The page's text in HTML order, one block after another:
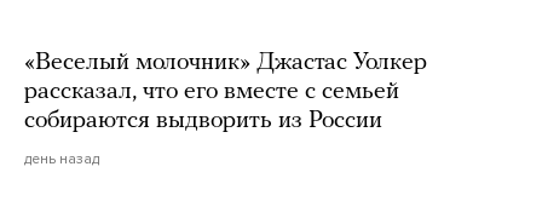
«Веселый молочник» Джастас Уолкер
рассказал, что его вместе с семьей
собираются выдворить из России
день назад